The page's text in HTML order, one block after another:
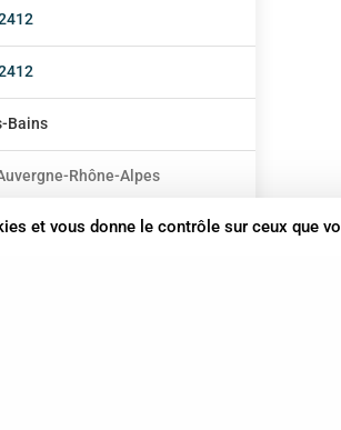
Bains
Rhône-Alpes
et vous donne le contrôle sur ceux que